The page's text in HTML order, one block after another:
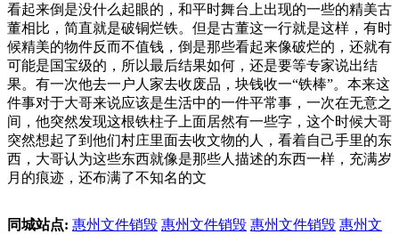
看起来倒是没什么起眼的，和平时舞台上出现的一些的精美古
董相比，简直就是破铜烂铁。但是古董这一行就是这样，有时
候精美的物件反而不值钱，倒是那些看起来像破烂的，还就有
可能是国宝级的，所以最后结果如何，还是要等专家说出结
果。有一次他去一户人家去收废品，块钱收一“铁棒”。本来这
件事对于大哥来说应该是生活中的一件平常事，一次在无意之
间，他突然发现这根铁柱子上面居然有一些字，这个时候大哥
突然想起了到他们村庄里面去收文物的人，看着自己手里的东
西，大哥认为这些东西就像是那些人描述的东西一样，充满岁
月的痕迹，还布满了不知名的文
同城站点: 惠州文件销毁 惠州文件销毁 惠州文件销毁 惠州文